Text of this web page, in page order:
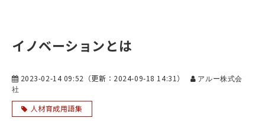
イノベーションとは
2023-02-14 09:52 （更新： 2024-09-18 14:31 ）
アルー株式会
社
人材育成用語集